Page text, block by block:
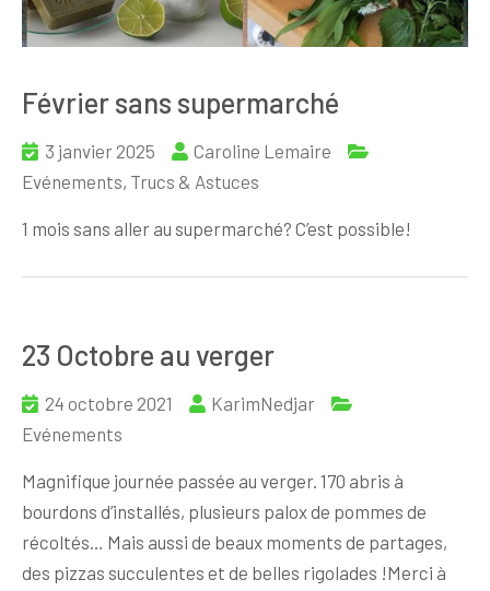
Février sans supermarché
3 janvier 2025
Caroline Lemaire
Evénements, Trucs & Astuces
1 mois sans aller au supermarché? C’est possible!
23 Octobre au verger
24 octobre 2021
KarimNedjar
Evénements
Magnifique journée passée au verger. 170 abris à
bourdons d’installés, plusieurs palox de pommes de
récoltés… Mais aussi de beaux moments de partages,
des pizzas succulentes et de belles rigolades !Merci à